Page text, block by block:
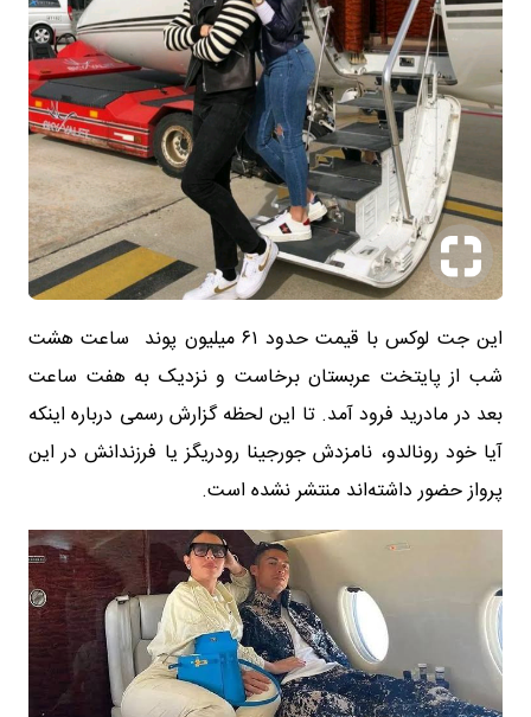
این جت لوکس با قیمت حدود ۶۱ میلیون پوند ساعت هشت
شب از پایتخت عربستان برخاست و نزدیک به هفت ساعت
بعد در مادرید فرود آمد. تا این لحظه گزارش رسمی درباره اینکه
آیا خود رونالدو، نامزدش جورجینا رودریگز یا فرزندانش در این
پرواز حضور داشته‌اند منتشر نشده است.